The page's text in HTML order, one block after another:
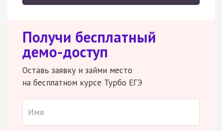
Получи бесплатный
демо-доступ
Оставь заявку и займи место
на бесплатном курсе Турбо ЕГЭ